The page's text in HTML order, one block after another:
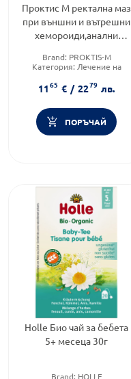
Проктис М ректална маз
при външни и вътрешни
хемороиди,анални
Brand: PROKTIS-M
Категория: Лечение на
Предназначено за:
възрастни/деца
1165 € / 2279 лв.
ПОРЪЧАЙ
Holle Био чай за бебета
5+ месеца 30г
Brand: HOLLE